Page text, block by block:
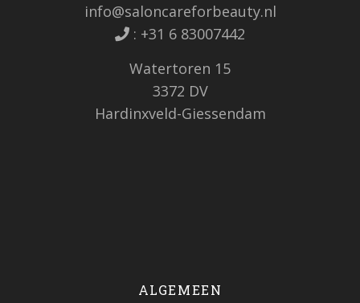
info@saloncareforbeauty.nl
: +31 6 83007442
Watertoren 15
3372 DV
Hardinxveld-Giessendam
ALGEMEEN